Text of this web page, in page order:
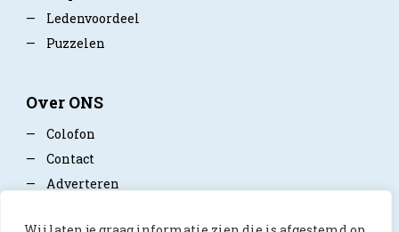
—
Ledenvoordeel
—
Puzzelen
Over ONS
—
Colofon
—
Contact
—
Adverteren